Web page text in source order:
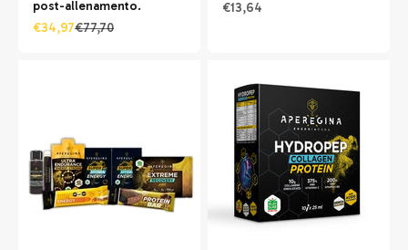
post-allenamento.
Prezzo scontato
€34,97Prezzo
€77,70
Prezzo scontato
€13,64